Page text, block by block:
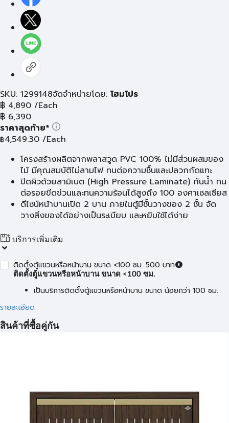
SKU: 1299148จัดจำหน่ายโดย: โฮมโปร
฿ 4,890 /Each
฿ 6,390
ราคาสุดท้าย*
฿4,549.30 /Each
โครงสร้างผลิตจากพลาสวูด PVC 100% ไม่มีส่วนผสมของ
ไม้ มีคุณสมบัติไม่ลามไฟ ทนต่อความชื้นและปลวกกัดแทะ
ปิดผิวด้วยลามิเนต (High Pressure Laminate) กันน้ำ ทน
ต่อรอยขีดข่วนและทนความร้อนได้สูงถึง 100 องศาเซลเซียส
ดีไซน์หน้าบานเปิด 2 บาน ภายในตู้มีชั้นวางของ 2 ชั้น จัด
วางสิ่งของได้อย่างเป็นระเบียบ และหยิบใช้ได้ง่าย
บริการเพิ่มเติม
ติดตั้งตู้แขวนหรือหน้าบาน ขนาด <100 ซม. 500 บาท
ติดตั้งตู้แขวนหรือหน้าบาน ขนาด <100 ซม.
เป็นบริการติดตั้งตู้แขวนหรือหน้าบาน ขนาด น้อยกว่า 100 ซม.
รายละเอียด
สินค้าที่ซื้อคู่กัน